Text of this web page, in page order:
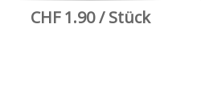
CHF 1.90 / Stück